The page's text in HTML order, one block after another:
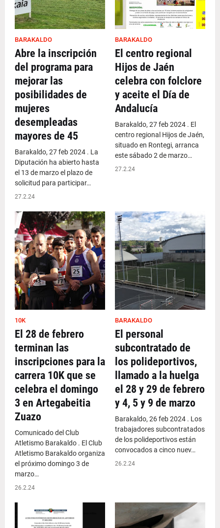
BARAKALDO
Abre la inscripción
del programa para
mejorar las
posibilidades de
mujeres
desempleadas
mayores de 45
Barakaldo, 27 feb 2024 . La
Diputación ha abierto hasta
el 13 de marzo el plazo de
solicitud para participar…
27.2.24
BARAKALDO
El centro regional
Hijos de Jaén
celebra con folclore
y aceite el Día de
Andalucía
Barakaldo, 27 feb 2024 . El
centro regional Hijos de Jaén,
situado en Rontegi, arranca
este sábado 2 de marzo…
27.2.24
10K
El 28 de febrero
terminan las
inscripciones para la
carrera 10K que se
celebra el domingo
3 en Artegabeitia
Zuazo
Comunicado del Club
Atletismo Barakaldo . El Club
Atletismo Barakaldo organiza
el próximo domingo 3 de
marzo…
26.2.24
BARAKALDO
El personal
subcontratado de
los polideportivos,
llamado a la huelga
el 28 y 29 de febrero
y 4, 5 y 9 de marzo
Barakaldo, 26 feb 2024 . Los
trabajadores subcontratados
de los polideportivos están
convocados a cinco nuev…
26.2.24